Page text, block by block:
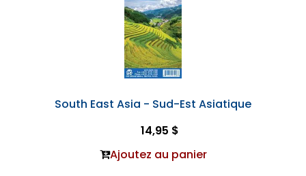
South East Asia - Sud-Est Asiatique
14,95 $
Ajoutez au panier